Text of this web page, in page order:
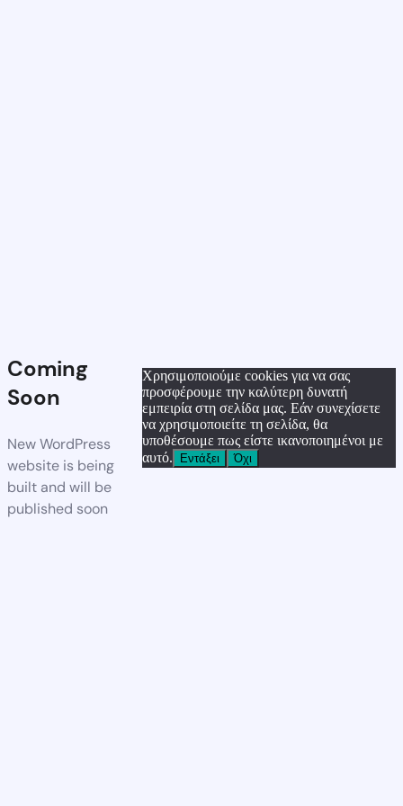
Coming
Soon
New WordPress
website is being
built and will be
published soon
Χρησιμοποιούμε cookies για να σας
προσφέρουμε την καλύτερη δυνατή
εμπειρία στη σελίδα μας. Εάν συνεχίσετε
να χρησιμοποιείτε τη σελίδα, θα
υποθέσουμε πως είστε ικανοποιημένοι με
αυτό.
Εντάξει Όχι